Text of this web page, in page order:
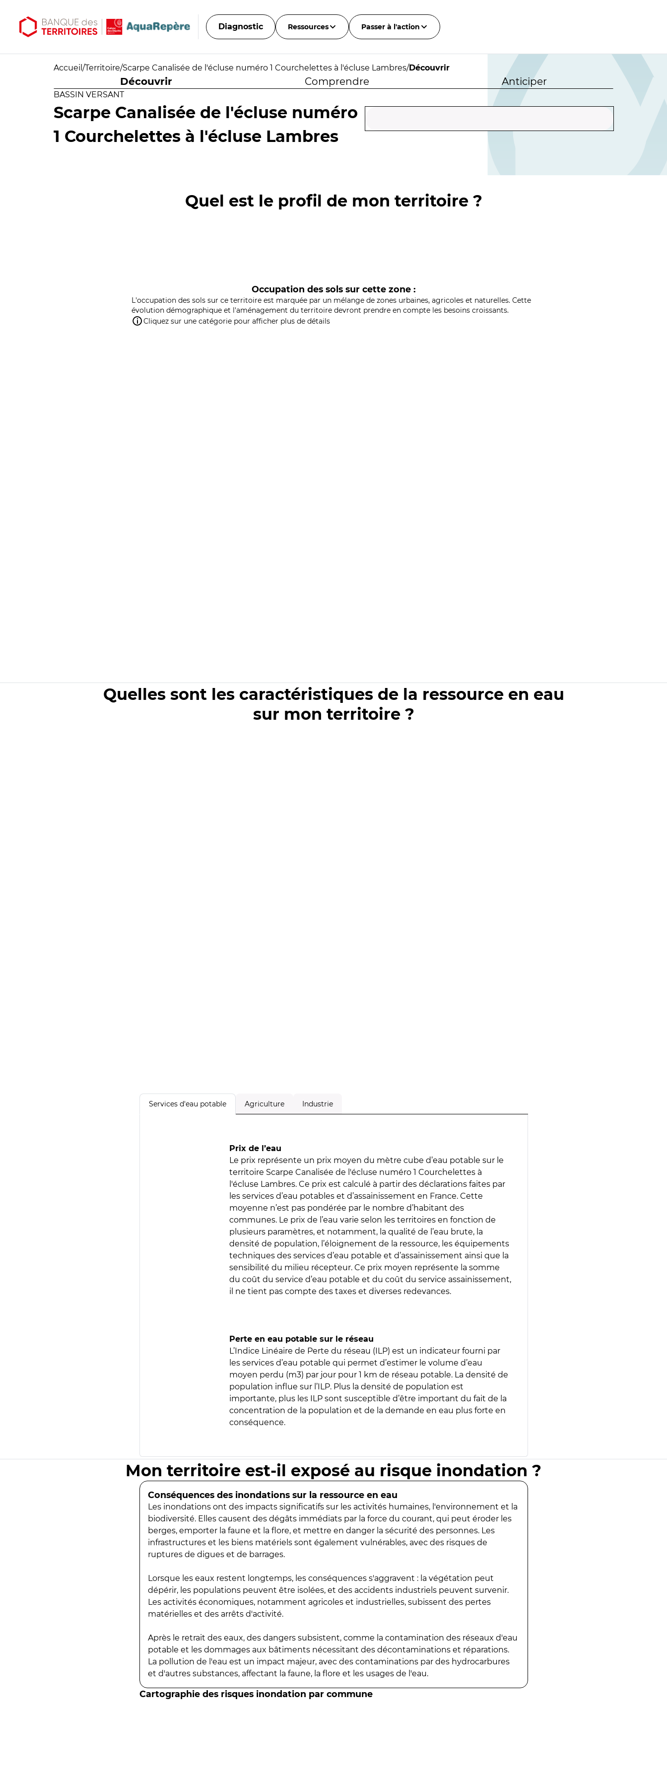
Diagnostic Ressources Passer à l'action
Accueil /Territoire/Scarpe Canalisée de l'écluse numéro 1 Courchelettes à l'écluse Lambres/Découvrir
Découvrir Comprendre Anticiper
BASSIN VERSANT
Scarpe Canalisée de l'écluse numéro
1 Courchelettes à l'écluse Lambres
Quel est le profil de mon territoire ?
Occupation des sols sur cette zone :
L'occupation des sols sur ce territoire est marquée par un mélange de zones urbaines, agricoles et naturelles. Cette
évolution démographique et l'aménagement du territoire devront prendre en compte les besoins croissants.
Cliquez sur une catégorie pour afficher plus de détails
Quelles sont les caractéristiques de la ressource en eau
sur mon territoire ?
Services d'eau potable Agriculture Industrie
Prix de l’eau
Le prix représente un prix moyen du mètre cube d’eau potable sur le
territoire Scarpe Canalisée de l'écluse numéro 1 Courchelettes à
l'écluse Lambres. Ce prix est calculé à partir des déclarations faites par
les services d’eau potables et d’assainissement en France. Cette
moyenne n’est pas pondérée par le nombre d’habitant des
communes. Le prix de l’eau varie selon les territoires en fonction de
plusieurs paramètres, et notamment, la qualité de l’eau brute, la
densité de population, l’éloignement de la ressource, les équipements
techniques des services d’eau potable et d’assainissement ainsi que la
sensibilité du milieu récepteur. Ce prix moyen représente la somme
du coût du service d’eau potable et du coût du service assainissement,
il ne tient pas compte des taxes et diverses redevances.
Perte en eau potable sur le réseau
L’Indice Linéaire de Perte du réseau (ILP) est un indicateur fourni par
les services d’eau potable qui permet d’estimer le volume d’eau
moyen perdu (m3) par jour pour 1 km de réseau potable. La densité de
population influe sur l’ILP. Plus la densité de population est
importante, plus les ILP sont susceptible d’être important du fait de la
concentration de la population et de la demande en eau plus forte en
conséquence.
Mon territoire est-il exposé au risque inondation ?
Conséquences des inondations sur la ressource en eau
Les inondations ont des impacts significatifs sur les activités humaines, l'environnement et la
biodiversité. Elles causent des dégâts immédiats par la force du courant, qui peut éroder les
berges, emporter la faune et la flore, et mettre en danger la sécurité des personnes. Les
infrastructures et les biens matériels sont également vulnérables, avec des risques de
ruptures de digues et de barrages.
Lorsque les eaux restent longtemps, les conséquences s'aggravent : la végétation peut
dépérir, les populations peuvent être isolées, et des accidents industriels peuvent survenir.
Les activités économiques, notamment agricoles et industrielles, subissent des pertes
matérielles et des arrêts d'activité.
Après le retrait des eaux, des dangers subsistent, comme la contamination des réseaux d'eau
potable et les dommages aux bâtiments nécessitant des décontaminations et réparations.
La pollution de l'eau est un impact majeur, avec des contaminations par des hydrocarbures
et d'autres substances, affectant la faune, la flore et les usages de l'eau.
Cartographie des risques inondation par commune